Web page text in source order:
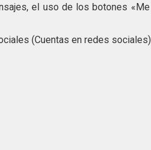
el uso de los botones
(Cuentas en redes